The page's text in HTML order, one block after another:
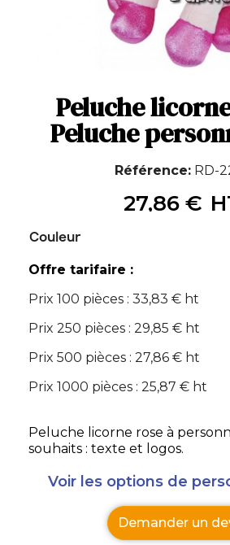
Peluche
Peluche
Référence RD-
27,86 €
Couleur
Offre tarifaire :
Prix 100 pièces : 33,83 € ht
Prix 250 pièces : 29,85 € ht
Prix 500 pièces : 27,86 € ht
Prix 1000 pièces : 25,87 € ht
Peluche licorne rose à
souhaits : texte et logos.
Voir les options de
Demander un